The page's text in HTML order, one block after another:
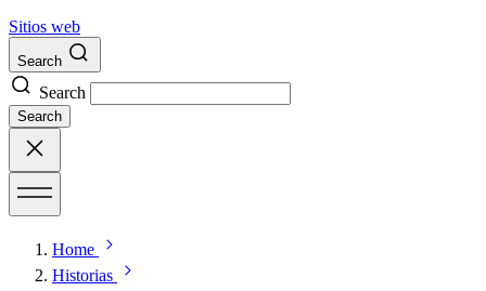
Sitios web
Search
Search
Search
Home
Historias